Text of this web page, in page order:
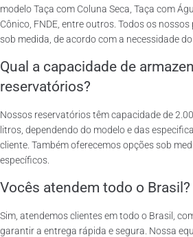
modelo Taça com Coluna Seca, Taça com
Cônico, FNDE, entre outros. Todos os
sob medida, de acordo com a necessidade do
Qual a capacidade de
reservatórios?
Nossos reservatórios têm capacidade de
litros, dependendo do modelo e das
cliente. Também oferecemos opções sob
específicos.
Vocês atendem todo o Brasil?
Sim, atendemos clientes em todo o Brasil,
garantir a entrega rápida e segura. Nossa